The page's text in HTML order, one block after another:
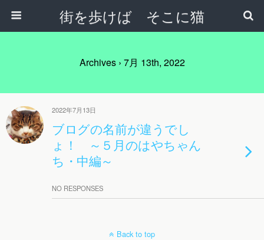
街を歩けば そこに猫
Archives › 7月 13th, 2022
2022年7月13日
ブログの名前が違うでし
ょ！ ～５月のはやちゃん
ち・中編～
NO RESPONSES
Back to top